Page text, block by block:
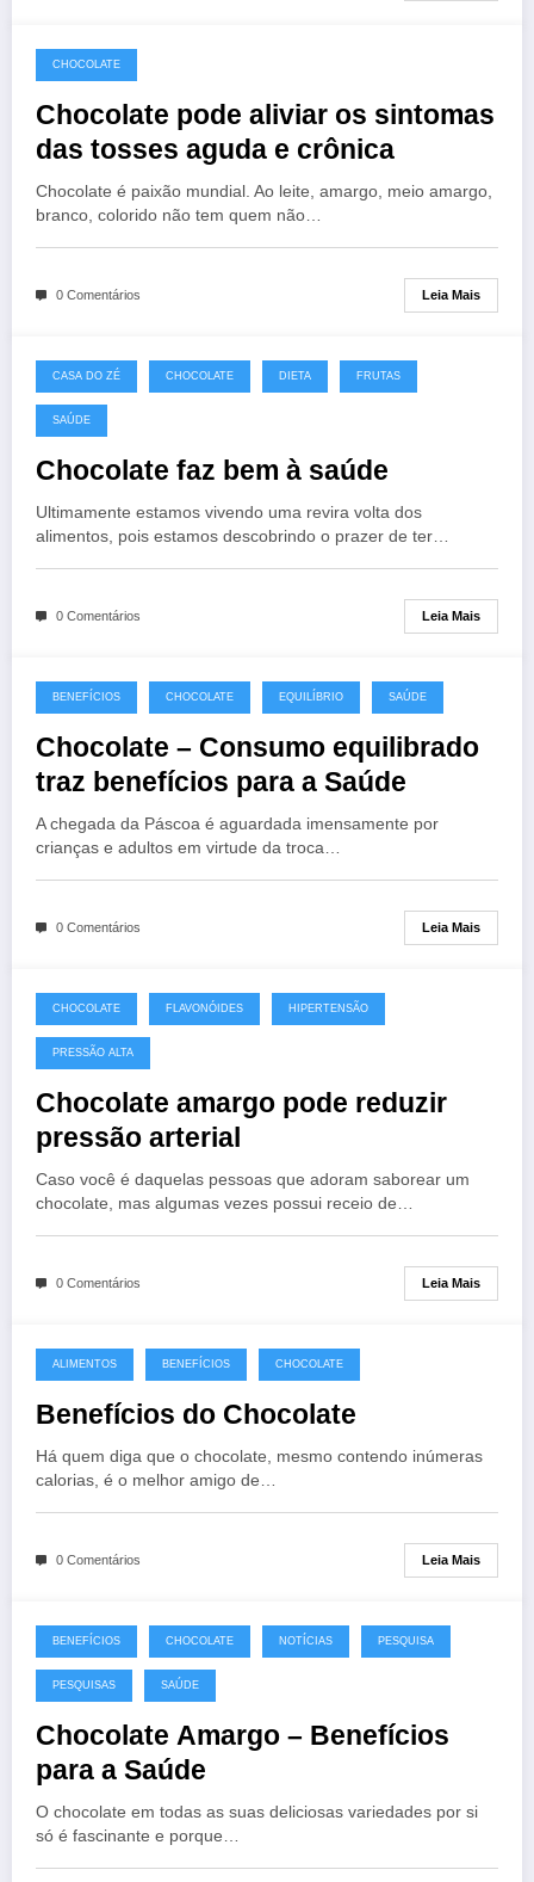
CHOCOLATE
Chocolate pode aliviar os sintomas
das tosses aguda e crônica
Chocolate é paixão mundial. Ao leite, amargo, meio amargo,
branco, colorido não tem quem não…
0 Comentários Leia Mais
CASA DO ZÉ CHOCOLATE DIETA FRUTAS
SAÚDE
Chocolate faz bem à saúde
Ultimamente estamos vivendo uma revira volta dos
alimentos, pois estamos descobrindo o prazer de ter…
0 Comentários Leia Mais
BENEFÍCIOS CHOCOLATE EQUILÍBRIO SAÚDE
Chocolate – Consumo equilibrado
traz benefícios para a Saúde
A chegada da Páscoa é aguardada imensamente por
crianças e adultos em virtude da troca…
0 Comentários Leia Mais
CHOCOLATE FLAVONÓIDES HIPERTENSÃO
PRESSÃO ALTA
Chocolate amargo pode reduzir
pressão arterial
Caso você é daquelas pessoas que adoram saborear um
chocolate, mas algumas vezes possui receio de…
0 Comentários Leia Mais
ALIMENTOS BENEFÍCIOS CHOCOLATE
Benefícios do Chocolate
Há quem diga que o chocolate, mesmo contendo inúmeras
calorias, é o melhor amigo de…
0 Comentários Leia Mais
BENEFÍCIOS CHOCOLATE NOTÍCIAS PESQUISA
PESQUISAS SAÚDE
Chocolate Amargo – Benefícios
para a Saúde
O chocolate em todas as suas deliciosas variedades por si
só é fascinante e porque…